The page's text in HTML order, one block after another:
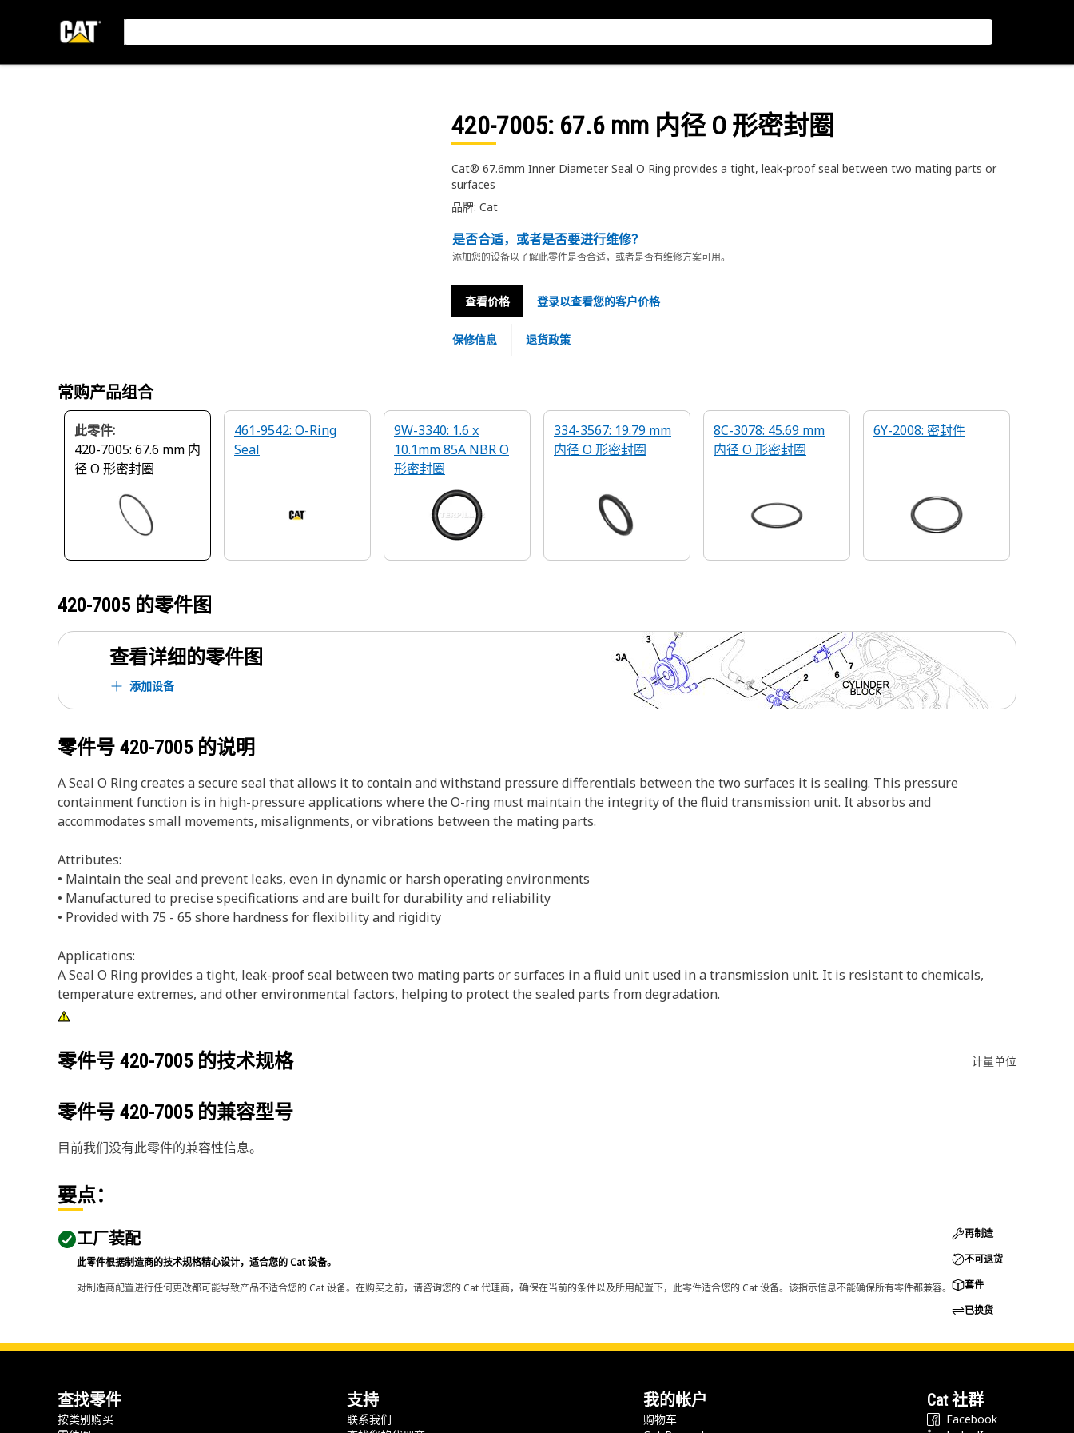
420-7005: 67.6 mm 内径 O 形密封圈
Cat® 67.6mm Inner Diameter Seal O Ring provides a tight, leak-proof seal between two mating parts or
surfaces
品牌: Cat
是否合适，或者是否要进行维修？
添加您的设备以了解此零件是否合适，或者是否有维修方案可用。
查看价格 登录以查看您的客户价格
保修信息 退货政策
常购产品组合
此零件:
420-7005: 67.6 mm 内
径 O 形密封圈
461-9542: O-Ring
Seal
9W-3340: 1.6 x
10.1mm 85A NBR O
形密封圈
334-3567: 19.79 mm
内径 O 形密封圈
8C-3078: 45.69 mm
内径 O 形密封圈
6Y-2008: 密封件
420-7005 的零件图
查看详细的零件图
添加设备
零件号 420-7005 的说明
A Seal O Ring creates a secure seal that allows it to contain and withstand pressure differentials between the two surfaces it is sealing. This pressure
containment function is in high-pressure applications where the O-ring must maintain the integrity of the fluid transmission unit. It absorbs and
accommodates small movements, misalignments, or vibrations between the mating parts.
Attributes:
• Maintain the seal and prevent leaks, even in dynamic or harsh operating environments
• Manufactured to precise specifications and are built for durability and reliability
• Provided with 75 - 65 shore hardness for flexibility and rigidity
Applications:
A Seal O Ring provides a tight, leak-proof seal between two mating parts or surfaces in a fluid unit used in a transmission unit. It is resistant to chemicals,
temperature extremes, and other environmental factors, helping to protect the sealed parts from degradation.
零件号 420-7005 的技术规格 计量单位
零件号 420-7005 的兼容型号
目前我们没有此零件的兼容性信息。
要点：
工厂装配
此零件根据制造商的技术规格精心设计，适合您的 Cat 设备。
对制造商配置进行任何更改都可能导致产品不适合您的 Cat 设备。在购买之前，请咨询您的 Cat 代理商，确保在当前的条件以及所用配置下，此零件适合您的 Cat 设备。该指示信息不能确保所有零件都兼容。
再制造
不可退货
套件
已换货
查找零件
按类别购买
支持
联系我们
我的帐户
购物车
Cat 社群
Facebook